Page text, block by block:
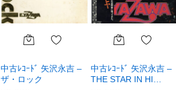
中古ﾚｺｰﾄﾞ 矢沢永吉 –
ザ・ロック
中古ﾚｺｰﾄﾞ 矢沢永吉 –
THE STAR IN HI…